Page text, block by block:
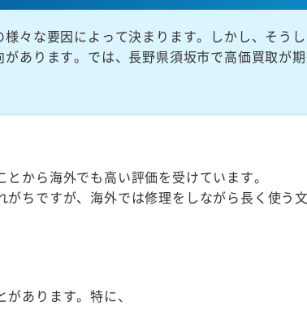
々な要因によって決まります。しかし、そう
あります。では、長野県須坂市で高価買取が
から海外でも高い評価を受けています。
ちですが、海外では修理をしながら長く使う文
あります。特に、